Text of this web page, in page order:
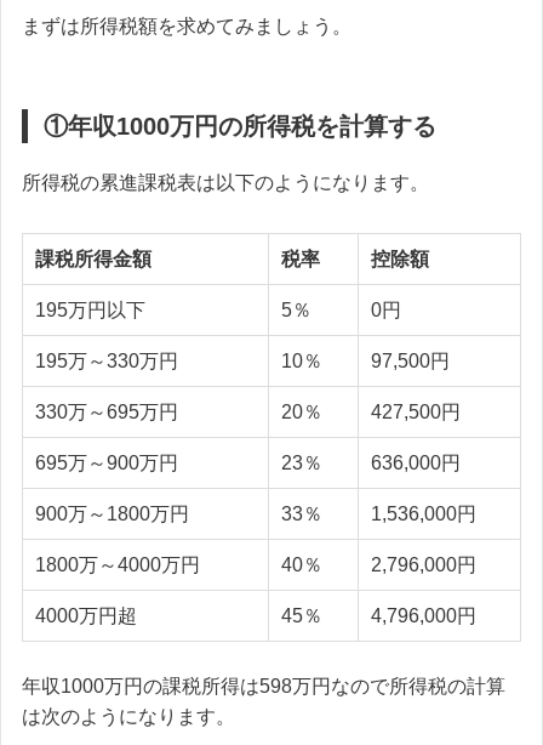
まずは所得税額を求めてみましょう。
①年収1000万円の所得税を計算する
所得税の累進課税表は以下のようになります。
課税所得金額 税率 控除額
195万円以下 5％ 0円
195万～330万円 10％ 97,500円
330万～695万円 20％ 427,500円
695万～900万円 23％ 636,000円
900万～1800万円 33％ 1,536,000円
1800万～4000万円 40％ 2,796,000円
4000万円超 45％ 4,796,000円
年収1000万円の課税所得は598万円なので所得税の計算
は次のようになります。